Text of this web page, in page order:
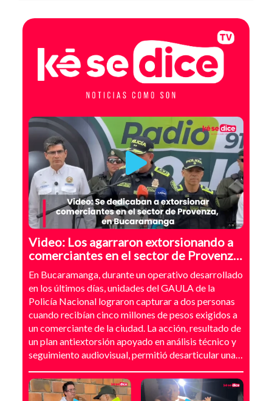
Video: Los agarraron extorsionando a
comerciantes en el sector de Provenza,
Bucaramanga
En Bucaramanga, durante un operativo desarrollado
en los últimos días, unidades del GAULA de la
Policía Nacional lograron capturar a dos personas
cuando recibían cinco millones de pesos exigidos a
un comerciante de la ciudad. La acción, resultado de
un plan antiextorsión apoyado en análisis técnico y
seguimiento audiovisual, permitió desarticular una
digitales, suplantación de grupos armados y presión
directa sobre establecimientos comerciales. La